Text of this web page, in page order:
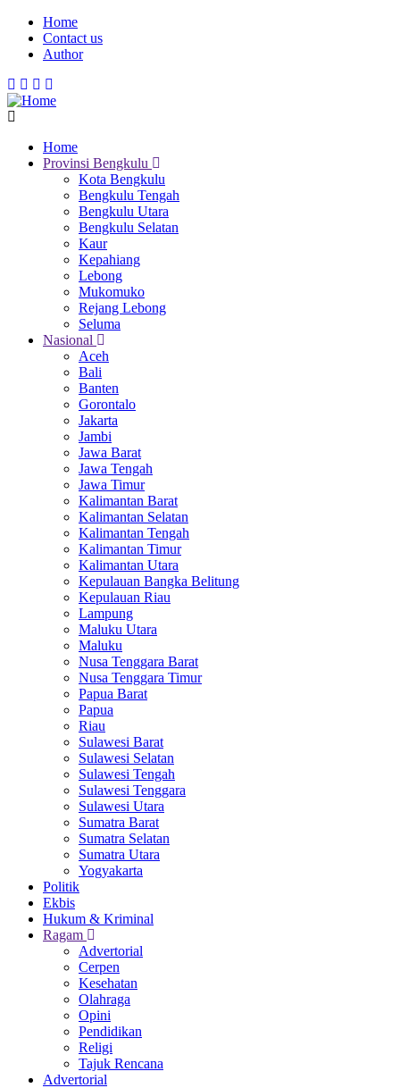
Skip
main
Menu
Mobile
Home
Contact us
Author
Main
navigation
Home
Provinsi Bengkulu
Kota Bengkulu
Bengkulu Tengah
Bengkulu Utara
Bengkulu Selatan
Kaur
Kepahiang
Lebong
Mukomuko
Rejang Lebong
Seluma
Nasional
Aceh
Bali
Banten
Gorontalo
Jakarta
Jambi
Jawa Barat
Jawa Tengah
Jawa Timur
Kalimantan Barat
Kalimantan Selatan
Kalimantan Tengah
Kalimantan Timur
Kalimantan Utara
Kepulauan Bangka Belitung
Kepulauan Riau
Lampung
Maluku Utara
Maluku
Nusa Tenggara Barat
Nusa Tenggara Timur
Papua Barat
Papua
Riau
Sulawesi Barat
Sulawesi Selatan
Sulawesi Tengah
Sulawesi Tenggara
Sulawesi Utara
Sumatra Barat
Sumatra Selatan
Sumatra Utara
Yogyakarta
Politik
Ekbis
Hukum & Kriminal
Ragam
Advertorial
Cerpen
Kesehatan
Olahraga
Opini
Pendidikan
Religi
Tajuk Rencana
Advertorial